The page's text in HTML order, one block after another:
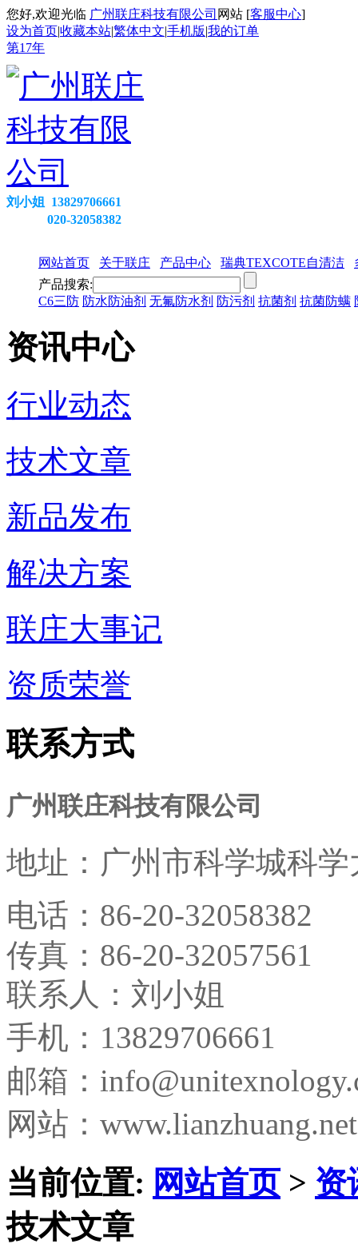
您好,欢迎光临 广州联庄科技有限公司 网站 [客服中心]
设为首页|收藏本站|繁体中文|手机版|我的订单
第17年
刘小姐 13829706661
020-32058382
网站首页 关于联庄 产品中心 瑞典TEXCOTE自清洁
产品搜索:
C6三防 防水防油剂 无氟防水剂 防污剂 抗菌剂 抗菌防螨
资讯中心
行业动态
技术文章
新品发布
解决方案
联庄大事记
资质荣誉
联系方式
广州联庄科技有限公司
地址： 广州市科学城科
电话： 86-20-32058382
传真： 86-20-32057561
联系人：刘小姐
手机：13829706661
邮箱：
网站：www.lianzhuang.net
当前位置: 网站首页> 资
技术文章